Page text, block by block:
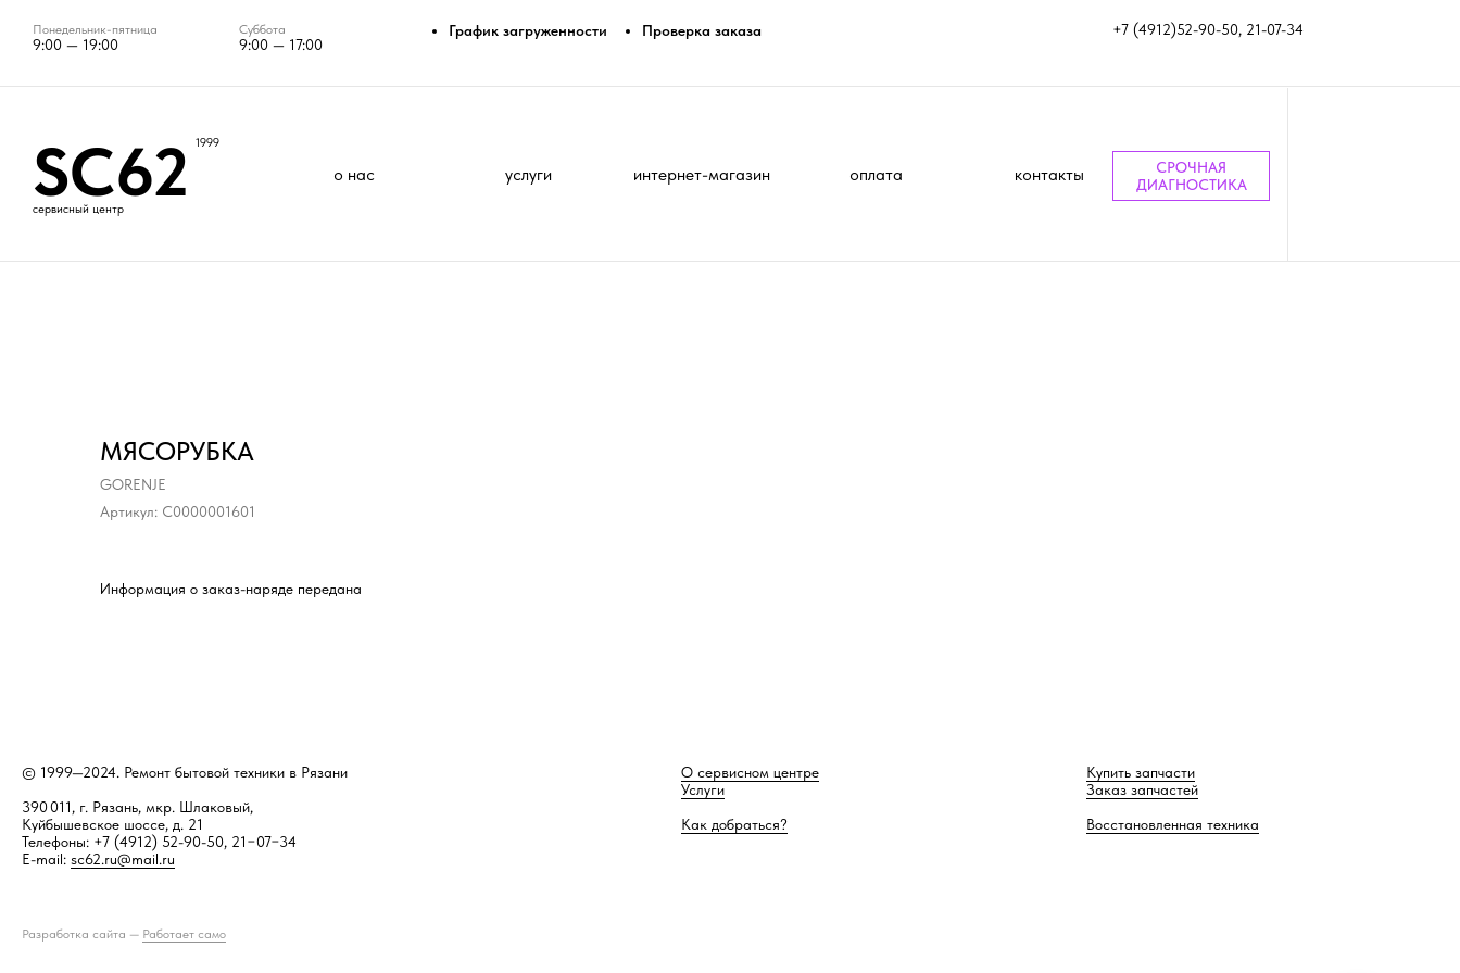
Понедельник-пятница
9:00 — 19:00
+7 (4912)52-90-50, 21-07-34
услуги
Суббота
9:00 — 17:00
интернет-магазин оплата контакты
о нас
График загруженности Проверка заказа
SC62 1999
сервисный центр
СРОЧНАЯ
ДИАГНОСТИКА
МЯСОРУБКА
GORENJE
Артикул: С0000001601
Информация о заказ-наряде передана
Разработка сайта — Работает само
© 1999—2024. Ремонт бытовой техники в Рязани
390 011, г. Рязань, мкр. Шлаковый,
Куйбышевское шоссе, д. 21
Телефоны: +7 (4912) 52-90-50, 21−07−34
E-mail: sc62.ru@mail.ru
О сервисном центре
Услуги
Как добраться?
Купить запчасти
Заказ запчастей
Восстановленная техника